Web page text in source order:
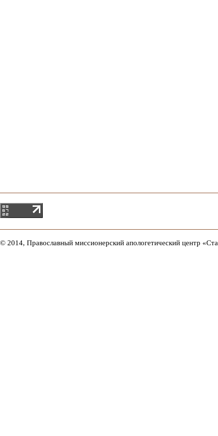
© 2014, Православный миссионерский апологетический центр